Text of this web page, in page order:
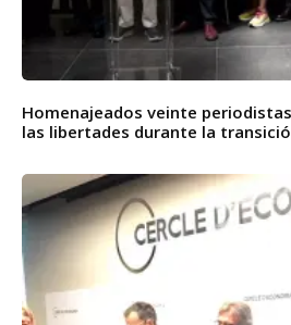
Homenajeados veinte
las libertades durante la